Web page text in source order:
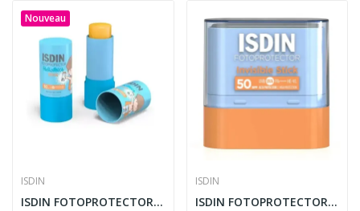
Nouveau
ISDIN
ISDIN FOTOPROTECTOR PEDIATRICS STICK SPF50 20G
ISDIN
ISDIN FOTOPROTECTOR STICK INVISIBLE SOLAIRE...